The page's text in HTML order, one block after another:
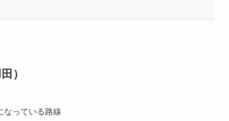
）
なっている路線